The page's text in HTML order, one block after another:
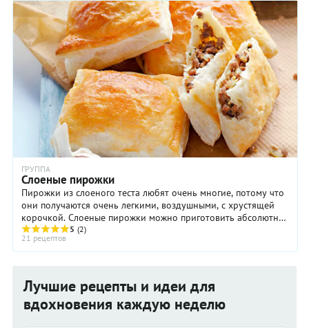
ГРУППА
Слоеные пирожки
Пирожки из слоеного теста любят очень многие, потому что
они получаются очень легкими, воздушными, с хрустящей
корочкой. Слоеные пирожки можно приготовить абсолютно
с любой начинкой, сладкой или ...
5 (2)
21 рецептов
Лучшие рецепты и идеи для
вдохновения каждую неделю